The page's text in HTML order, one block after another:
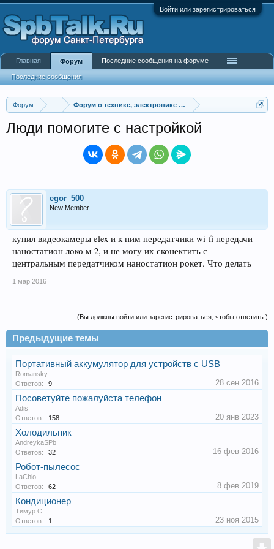
Войти или зарегистрироваться
Форум Форум о технике, электронике и гаджетах
Люди помогите с настройкой
egor_500
New Member
купил видеокамеры elex и к ним передатчики wi-fi передачи
наностатион локо м 2, и не могу их сконектить с
центральным передатчиком наностатион рокет. Что делать
1 мар 2016
(Вы должны войти или зарегистрироваться, чтобы ответить.)
Предыдущие темы
Портативный аккумулятор для устройств с USB
Romansky
Ответов:
9 28 сен 2016
Посоветуйте пожалуйста телефон
Adis
Ответов:
158 20 янв 2023
Холодильник
AndreykaSPb
Ответов:
32 16 фев 2016
Робот-пылесос
LaChio
Ответов:
62 8 фев 2019
Кондиционер
Тимур.С
Ответов:
1 23 ноя 2015
Главная Форум
Последние сообщения
Последние сообщения на форуме